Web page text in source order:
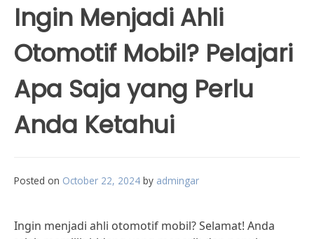
Ingin Menjadi Ahli
Otomotif Mobil? Pelajari
Apa Saja yang Perlu
Anda Ketahui
Posted on October 22, 2024 by admingar
Ingin menjadi ahli otomotif mobil? Selamat! Anda